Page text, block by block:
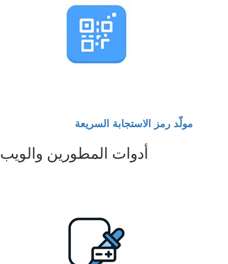
مولّد رمز الاستجابة السريعة
أدوات المطورين والويب